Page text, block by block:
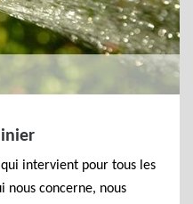
intervient pour tous les
nous concerne, nous